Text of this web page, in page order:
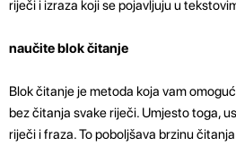
riječi i izraza koji se pojavljuju u
naučite blok čitanje
Blok čitanje je metoda koja vam
bez čitanja svake riječi. Umjesto toga,
riječi i fraza. To poboljšava brzinu